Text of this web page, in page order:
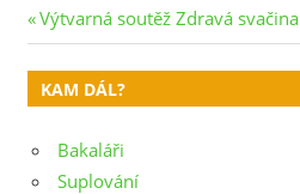
Navigace
pro
příspěvek
Previous
Post:
Výtvarná soutěž Zdravá svačina
KAM DÁL?
Bakaláři
Suplování